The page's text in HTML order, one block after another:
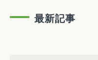
最新記事